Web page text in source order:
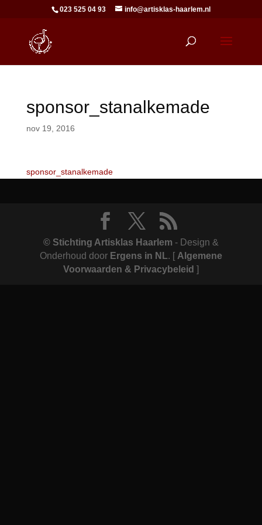
023 525 04 93 info@artisklas-haarlem.nl
sponsor_stanalkemade
nov 19, 2016
sponsor_stanalkemade
© Stichting Artisklas Haarlem - Design &
Onderhoud door Ergens in NL. [ Algemene
Voorwaarden & Privacybeleid ]